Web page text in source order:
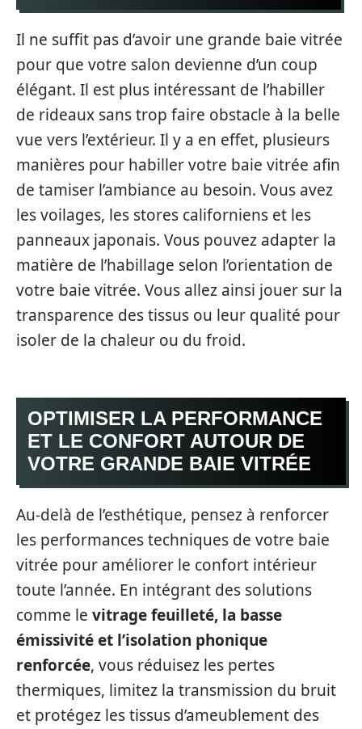
Il ne suffit pas d’avoir une grande baie vitrée
pour que votre salon devienne d’un coup
élégant. Il est plus intéressant de l’habiller
de rideaux sans trop faire obstacle à la belle
vue vers l’extérieur. Il y a en effet, plusieurs
manières pour habiller votre baie vitrée afin
de tamiser l’ambiance au besoin. Vous avez
les voilages, les stores californiens et les
panneaux japonais. Vous pouvez adapter la
matière de l’habillage selon l’orientation de
votre baie vitrée. Vous allez ainsi jouer sur la
transparence des tissus ou leur qualité pour
isoler de la chaleur ou du froid.
OPTIMISER LA PERFORMANCE
ET LE CONFORT AUTOUR DE
VOTRE GRANDE BAIE VITRÉE
Au-delà de l’esthétique, pensez à renforcer
les performances techniques de votre baie
vitrée pour améliorer le confort intérieur
toute l’année. En intégrant des solutions
comme le vitrage feuilleté, la basse
émissivité et l’isolation phonique
renforcée, vous réduisez les pertes
thermiques, limitez la transmission du bruit
et protégez les tissus d’ameublement des